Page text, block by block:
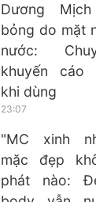
Dương
bỏng do mặt
nước:
khuyến cáo
khi dùng
23:07
"MC xinh
mặc đẹp
phát nào: